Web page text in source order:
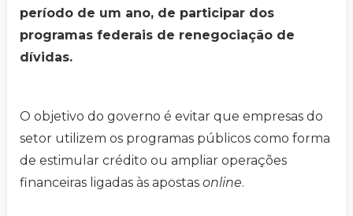
período de um ano, de participar dos
programas federais de renegociação de
dívidas.
O objetivo do governo é evitar que empresas do
setor utilizem os programas públicos como forma
de estimular crédito ou ampliar operações
financeiras ligadas às apostas online.